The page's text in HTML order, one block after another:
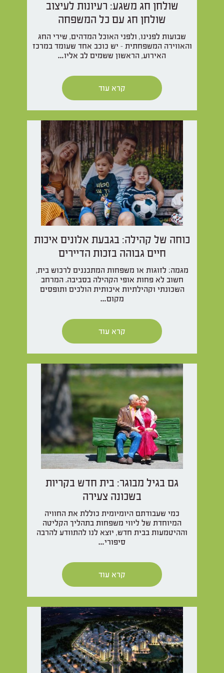
שולחן חג משגע: רעיונות לעיצוב
שולחן חג עם כל המשפחה
שבועות לפנינו, ולפני האוכל המדהים, שירי החג
והאווירה המשפחתית - יש כוכב אחד שעומד במרכז
האירוע, הראשון ששמים לב אליו…
קרא עוד
כוחה של קהילה: בגבעת אלונים איכות
חיים גבוהה בזכות הדיירים
מגמה: לזוגות או משפחות המתכננים לרכוש בית,
חשוב לא פחות אופי הקהילה בסביבה. המרחב
השכונתי וקהילתיות איכותית הולכים ותופסים
מקום…
קרא עוד
גם בגיל מבוגר: בית חדש בקריות
בשכונה צעירה
כמי שעבודתם היומיומית כוללת את החוויה
המיוחדת של ליווי משפחות בתהליך הקליטה
וההיטמעות בבית חדש, יוצא לנו להתוודע להרבה
סיפורי…
קרא עוד